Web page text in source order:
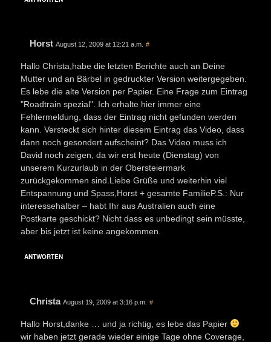
Horst August 12, 2009 at 12:21 a.m. #
Hallo Christa,habe die letzten Berichte auch an Deine
Mutter und an Bärbel in gedruckter Version weitergegeben.
Es lebe die alte Version per Papier. Eine Frage zum Eintrag
"Roadtrain spezial". Ich erhalte hier immer eine
Fehlermeldung, dass der Eintrag nicht gefunden werden
kann. Versteckt sich hinter diesem Eintrag das Video, dass
dann noch gesondert aufscheint? Das Video muss ich
David noch zeigen, da wir erst heute (Dienstag) von
unserem Kurzurlaub in der Obersteiermark
zurückgekommen sind.Liebe Grüße und weiterhin viel
Entspannung und Spass,Horst + gesamte FamilieP.S.: Nur
interessehalber – habt Ihr aus Australien auch eine
Postkarte geschickt? Nicht dass es unbedingt sein müsste,
aber bis jetzt ist keine angekommen.
ANTWORTEN
Christa August 19, 2009 at 3:16 p.m. #
Hallo Horst,danke … und ja richtig, es lebe das Papier
wir haben jetzt gerade wieder einige Tage ohne Coverage,